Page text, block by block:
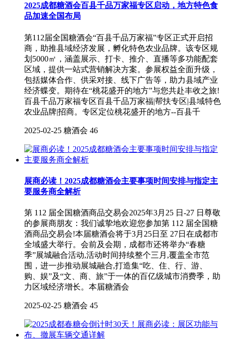
2025成都糖酒会百县千品万家福专区启动，地方特色食
品加速全国布局
第112届全国糖酒会“百县千品万家福”专区正式开启招
商，助推县域经济发展，孵化特色农业品牌。该专区规
划5000㎡，涵盖展示、打卡、推介、直播等多功能配套
区域，提供一站式营销解决方案。参展权益全面升级，
包括媒体合作、供采对接、线下广告等，助力县域产业
经济蝶变。期待在“桃花盛开的地方”与您共赴丰收之旅!
百县千品万家福专区百县千品万家福|帮扶专区|县域特色
农业品牌|招商。专区定位桃花盛开的地方--百县千
2025-02-25 糖酒会 46
展商必读！2025成都糖酒会主要事项时间安排与指定主
要服务商全解析
第 112 届全国糖酒商品交易会2025年3月25 日-27 日尊敬
的参展商朋友：我们诚挚地欢迎您参加第 112 届全国糖
酒商品交易会!本届糖酒会将于3月25日至 27日在成都市
全域盛大举行。会前及会期，成都市还将举办“春糖
季”展城融合活动,活动时间持续整个三月,覆盖全市范
围，进一步推动展城融合,打造集“吃、住、行、游、
购、娱”及“文、商、旅”于一体的百亿级城市消费季，助
力区域经济增长。本届糖酒会
2025-02-25 糖酒会 45